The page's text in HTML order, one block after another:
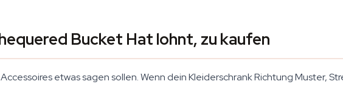
Bucket Hat lohnt, zu kaufen
etwas sagen sollen. Wenn dein Kleiderschrank Richtung Muster,